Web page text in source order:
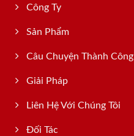
Công Ty
Sản Phẩm
Câu Chuyện Thành Công
Giải Pháp
Liên Hệ Với Chúng Tôi
Đối Tác